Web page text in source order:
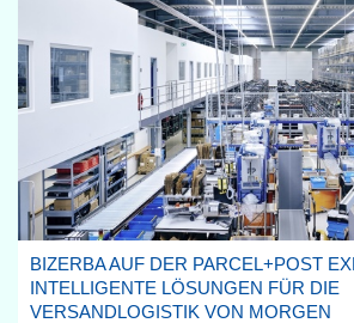
BIZERBA AUF DER PARCEL+POST
INTELLIGENTE LÖSUNGEN FÜR DIE
VERSANDLOGISTIK VON MORGEN